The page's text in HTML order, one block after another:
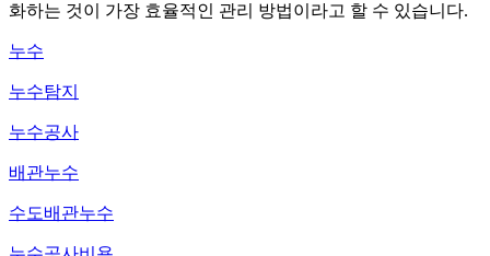
화하는 것이 가장 효율적인 관리 방법이라고 할 수 있습니다.
누수
누수탐지
누수공사
배관누수
수도배관누수